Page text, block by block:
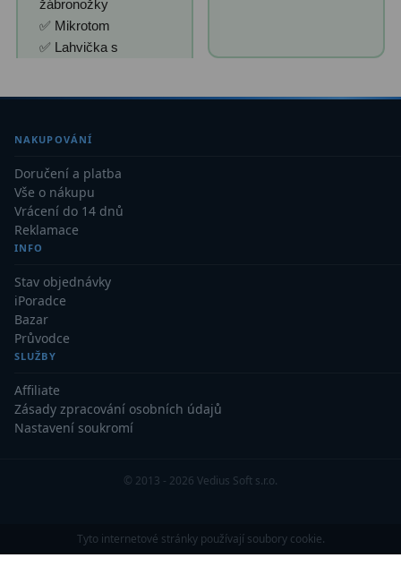
žábronožky
✅ Mikrotom
✅ Lahvička s
NAKUPOVÁNÍ
Doručení a platba
Vše o nákupu
Vrácení do 14 dnů
Reklamace
INFO
Stav objednávky
iPoradce
Bazar
Průvodce
SLUŽBY
Affiliate
Zásady zpracování osobních údajů
Nastavení soukromí
© 2013 - 2026 Vedius Soft s.r.o.
Tyto internetové stránky používají soubory cookie.